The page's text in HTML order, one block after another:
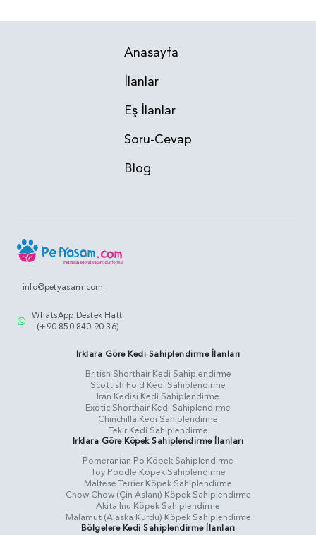
Anasayfa
İlanlar
Eş İlanlar
Soru-Cevap
Blog
info@petyasam.com
WhatsApp Destek Hattı
(+90 850 840 90 36)
Irklara Göre Kedi Sahiplendirme İlanları
British Shorthair Kedi Sahiplendirme
Scottish Fold Kedi Sahiplendirme
İran Kedisi Kedi Sahiplendirme
Exotic Shorthair Kedi Sahiplendirme
Chinchilla Kedi Sahiplendirme
Tekir Kedi Sahiplendirme
Irklara Göre Köpek Sahiplendirme İlanları
Pomeranian Po Köpek Sahiplendirme
Toy Poodle Köpek Sahiplendirme
Maltese Terrier Köpek Sahiplendirme
Chow Chow (Çin Aslanı) Köpek Sahiplendirme
Akita Inu Köpek Sahiplendirme
Malamut (Alaska Kurdu) Köpek Sahiplendirme
Bölgelere Kedi Sahiplendirme İlanları